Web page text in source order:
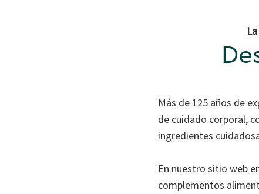
Más de 125 años de
de cuidado corporal,
ingredientes
En nuestro sitio web
complementos